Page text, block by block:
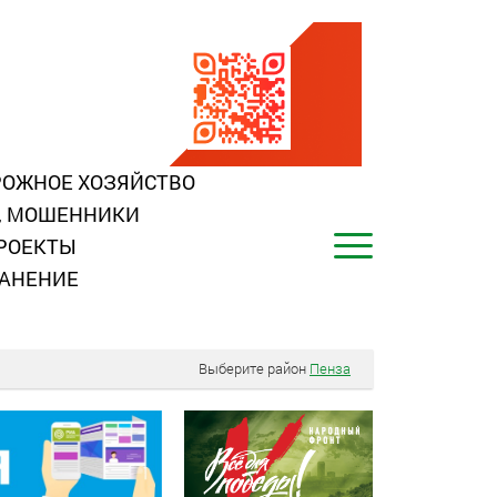
ХОЗЯЙСТВО
МОШЕННИКИ
Выберите район Пенза